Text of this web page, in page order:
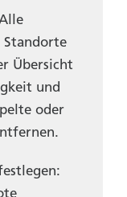
Standorte
Übersicht
und
oder